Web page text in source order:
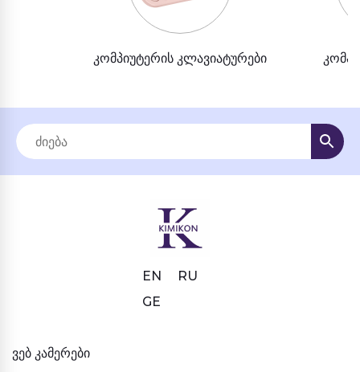
კომპიუტერის კლავიატურები
ვებ კამერები
EN
RU
GE